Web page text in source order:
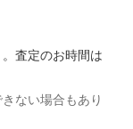
査定のお時間は
ない場合もあり